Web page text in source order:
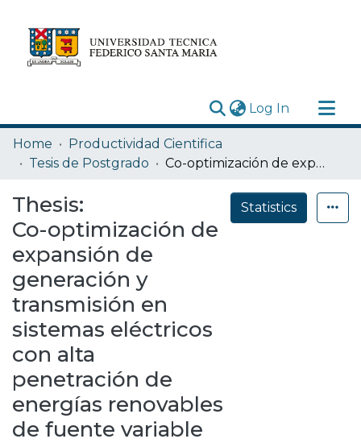
Log In (current)
Research Outputs
Statistics
Depósito
Home
Productividad Cientifica
Tesis de Postgrado
Co-optimización de expansión de generación y transmisión en sistemas eléctricos con alta penetración de energías renovables de fuente variable
Thesis:
Co-optimización de
expansión de
generación y
transmisión en
sistemas eléctricos
con alta
penetración de
energías renovables
de fuente variable
Statistics